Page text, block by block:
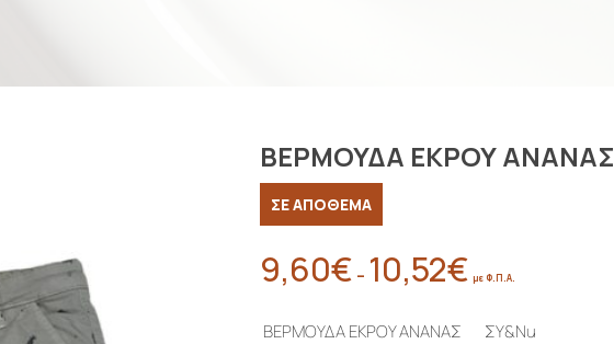
ΒΕΡΜΟΥΔΑ ΕΚΡΟΥ ΑΝΑΝΑΣ
ΣΕ ΑΠΟΘΕΜΑ
9,60€ – 10,52€
9,60€
με Φ.Π.Α.
ΒΕΡΜΟΥΔΑ ΕΚΡΟΥ ΑΝΑΝΑΣ ΣΥ&Nu